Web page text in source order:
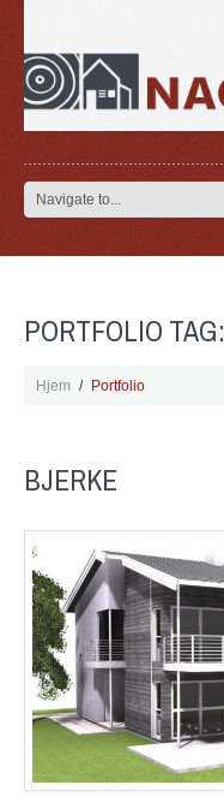
PORTFOLIO TAG:
Hjem Portfolio
BJERKE